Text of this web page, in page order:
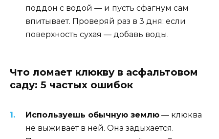
поддон с водой — и пусть сфагнум сам
впитывает. Проверяй раз в 3 дня: если
поверхность сухая — добавь воды.
Что ломает клюкву в асфальтовом
саду: 5 частых ошибок
Используешь обычную землю — клюква
не выживает в ней. Она задыхается.